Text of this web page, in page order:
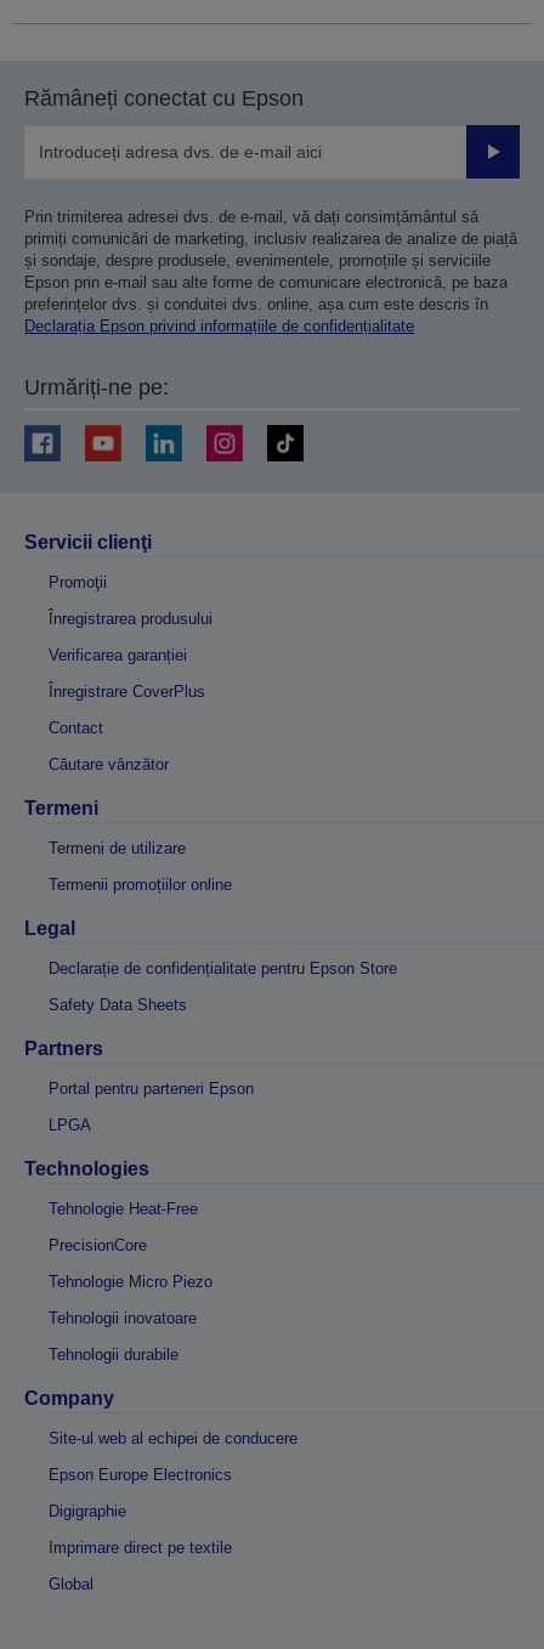
Rămâneți conectat cu Epson
Prin trimiterea adresei dvs. de e-mail, vă dați consimțământul să
primiți comunicări de marketing, inclusiv realizarea de analize de piață
și sondaje, despre produsele, evenimentele, promoțiile și serviciile
Epson prin e-mail sau alte forme de comunicare electronică, pe baza
preferințelor dvs. și conduitei dvs. online, așa cum este descris în
Declarația Epson privind informațiile de confidențialitate
Urmăriți-ne pe:
Servicii clienţi
Promoţii
Înregistrarea produsului
Verificarea garanției
Înregistrare CoverPlus
Contact
Căutare vânzător
Termeni
Termeni de utilizare
Termenii promoțiilor online
Legal
Declarație de confidențialitate pentru Epson Store
Safety Data Sheets
Partners
Portal pentru parteneri Epson
LPGA
Technologies
Tehnologie Heat-Free
PrecisionCore
Tehnologie Micro Piezo
Tehnologii inovatoare
Tehnologii durabile
Company
Site-ul web al echipei de conducere
Epson Europe Electronics
Digigraphie
Imprimare direct pe textile
Global